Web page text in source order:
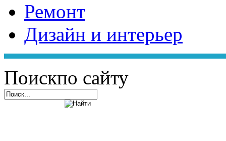
Ремонт
Дизайн и интерьер
Поискпо сайту